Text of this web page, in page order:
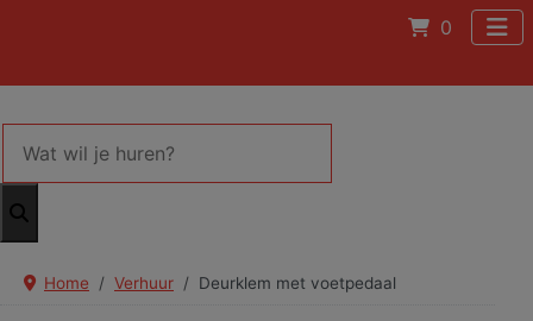
0
Home Verhuur Deurklem met voetpedaal